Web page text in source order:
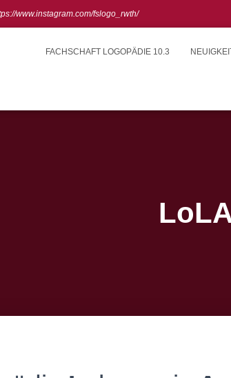
www.instagram.com/fslogo_rwth/
FACHSCHAFT LOGOPÄDIE 10.3